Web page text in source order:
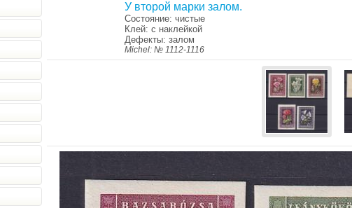
У второй марки залом.
Состояние: чистые
Клей: с наклейкой
Дефекты: залом
Michel: № 1112-1116